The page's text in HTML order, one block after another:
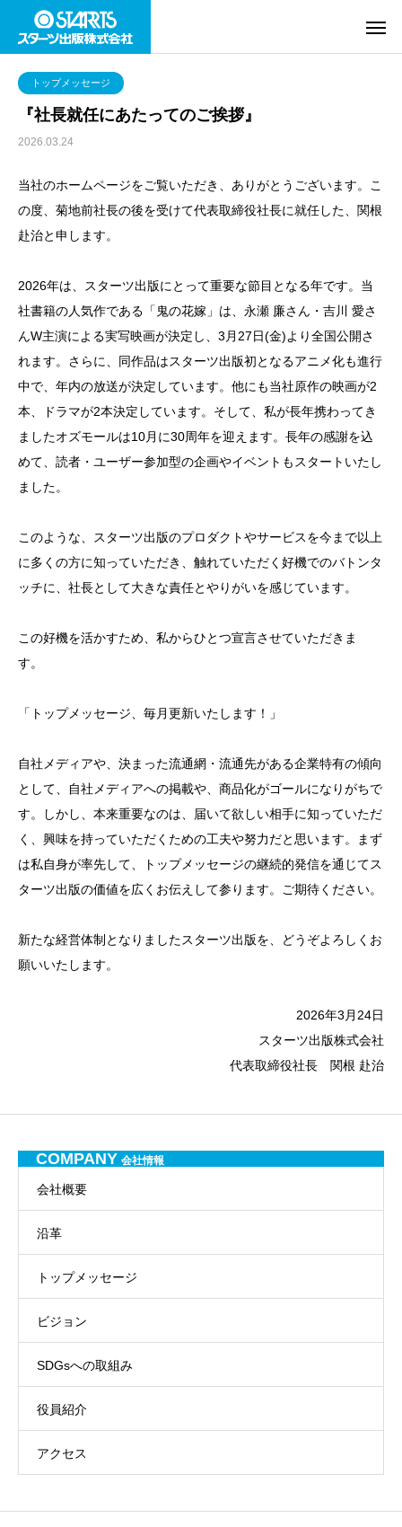
トップメッセージ
『社長就任にあたってのご挨拶』
2026.03.24
当社のホームページをご覧いただき、ありがとうございます。こ
の度、菊地前社長の後を受けて代表取締役社長に就任した、関根
赴治と申します。
2026年は、スターツ出版にとって重要な節目となる年です。当
社書籍の人気作である「鬼の花嫁」は、永瀬 廉さん・吉川 愛さ
んW主演による実写映画が決定し、3月27日(金)より全国公開さ
れます。さらに、同作品はスターツ出版初となるアニメ化も進行
中で、年内の放送が決定しています。他にも当社原作の映画が2
本、ドラマが2本決定しています。そして、私が長年携わってき
ましたオズモールは10月に30周年を迎えます。長年の感謝を込
めて、読者・ユーザー参加型の企画やイベントもスタートいたし
ました。
このような、スターツ出版のプロダクトやサービスを今まで以上
に多くの方に知っていただき、触れていただく好機でのバトンタ
ッチに、社長として大きな責任とやりがいを感じています。
この好機を活かすため、私からひとつ宣言させていただきま
す。
「トップメッセージ、毎月更新いたします！」
自社メディアや、決まった流通網・流通先がある企業特有の傾向
として、自社メディアへの掲載や、商品化がゴールになりがちで
す。しかし、本来重要なのは、届いて欲しい相手に知っていただ
く、興味を持っていただくための工夫や努力だと思います。まず
は私自身が率先して、トップメッセージの継続的発信を通じてス
ターツ出版の価値を広くお伝えして参ります。ご期待ください。
新たな経営体制となりましたスターツ出版を、どうぞよろしくお
願いいたします。
2026年3月24日
スターツ出版株式会社
代表取締役社長 関根 赴治
COMPANY 会社情報
会社概要
沿革
トップメッセージ
ビジョン
SDGsへの取組み
役員紹介
アクセス